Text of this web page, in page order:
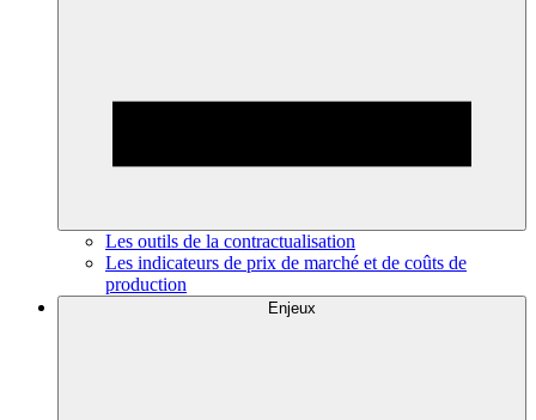
Les outils de la contractualisation
Les indicateurs de prix de marché et de coûts de
production
Enjeux